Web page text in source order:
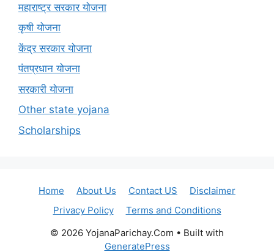
महाराष्ट्र सरकार योजना
कृषी योजना
केंद्र सरकार योजना
पंतप्रधान योजना
सरकारी योजना
Other state yojana
Scholarships
Home About Us Contact US
Disclaimer
Privacy Policy
Terms and Conditions
© 2026 YojanaParichay.Com • Built with
GeneratePress